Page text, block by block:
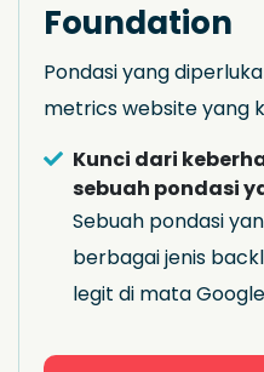
Foundation
Pondasi yang
metrics website yang
Kunci dari
sebuah pondasi
Sebuah pondasi
berbagai jenis
legit di mata